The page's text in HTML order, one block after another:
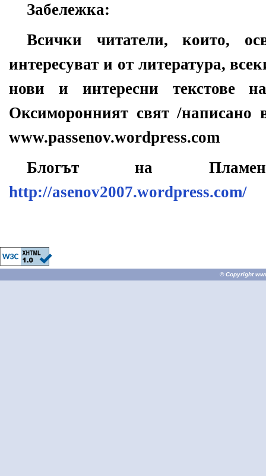
Забележка:
Всички читатели, които,
интересуват и от литература,
нови и интересни текстове
Оксиморонният свят /написано
www.passenov.wordpress.com
Блогът на
http://asenov2007.wordpress.com/
© Copyright